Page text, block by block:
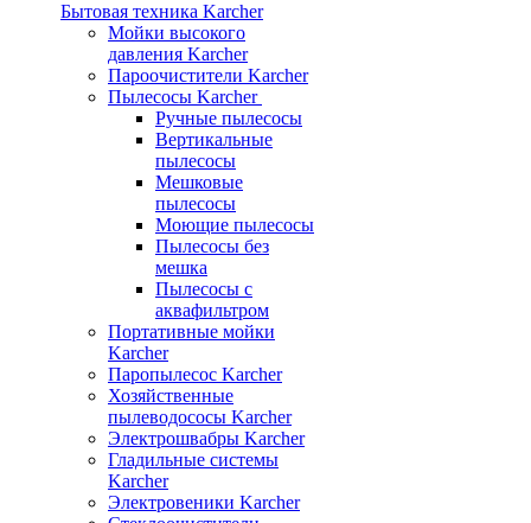
Бытовая техника Karcher
Мойки высокого
давления Karcher
Пароочистители Karcher
Пылесосы Karcher
Ручные пылесосы
Вертикальные
пылесосы
Мешковые
пылесосы
Моющие пылесосы
Пылесосы без
мешка
Пылесосы с
аквафильтром
Портативные мойки
Karcher
Паропылесос Karcher
Хозяйственные
пылеводососы Karcher
Электрошвабры Karcher
Гладильные системы
Karcher
Электровеники Karcher